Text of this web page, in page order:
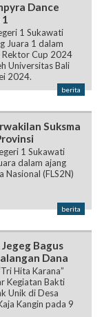
Dance
1 Sukawati
Juara 1 dalam
Rektor Cup 2024
Universitas Bali
2024.
berita
Suksma
1 Sukawati
dalam ajang
Nasional (FLS2N)
berita
Bagus
Dana
Hita Karana”
Kegiatan Bakti
Unik di Desa
Kangin pada 9